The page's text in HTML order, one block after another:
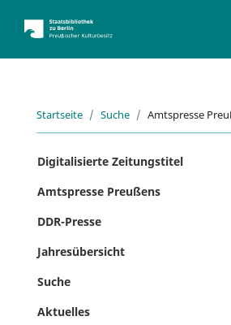
Startseite Suche Amtspresse
Digitalisierte Zeitungstitel
Amtspresse Preußens
DDR-Presse
Jahresübersicht
Suche
Aktuelles